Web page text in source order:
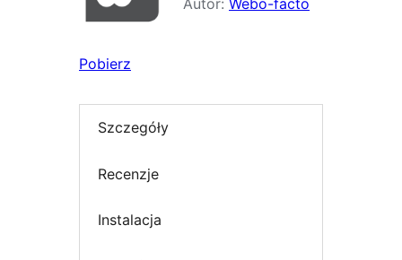
Autor: Webo-facto
Pobierz
Szczegóły
Recenzje
Instalacja